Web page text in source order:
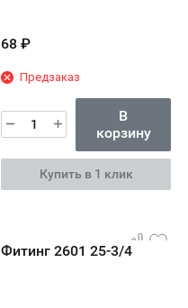
68 ₽
Предзаказ
В
корзину
Купить в 1 клик
Фитинг 2601 25-3/4